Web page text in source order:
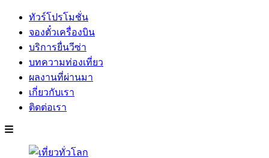
ทัวร์โปรโมชั่น
จองตั๋วเครื่องบิน
บริการยื่นวีซ่า
บทความท่องเที่ยว
ผลงานที่ผ่านมา
เกี่ยวกับเรา
ติดต่อเรา